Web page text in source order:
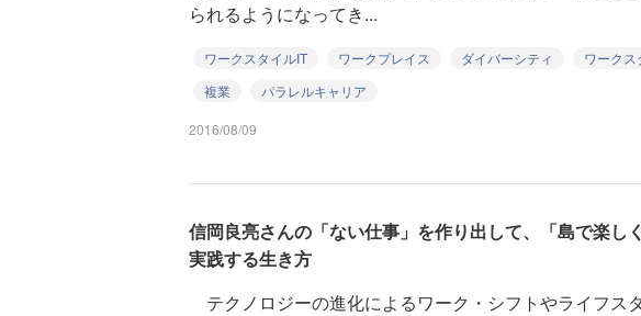
られるようになってき...
ワークスタイルIT ワークプレイス ダイバーシティ
ワークス
複業
パラレルキャリア
2016/08/09
信岡良亮さんの「ない仕事」を作り出して、「島で楽し
実践する生き方
テクノロジーの進化によるワーク・シフトやライフス